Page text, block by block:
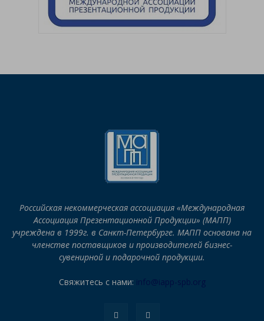
Российская некоммерческая ассоциация «Международная
Ассоциация Презентационной Продукции» (МАПП)
учреждена в 1999г. в Санкт-Петербурге. МАПП основана на
членстве поставщиков и производителей бизнес-
сувенирной и подарочной продукции.
Свяжитесь с нами: info@iapp-spb.org